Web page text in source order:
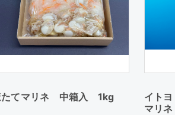
たてマリネ 中箱入 1kg
イト
マリ